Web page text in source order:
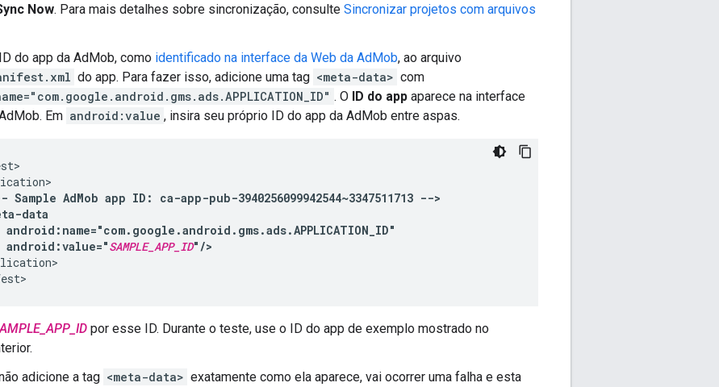
Now. Para mais detalhes sobre sincronização, consulte Sincronizar projetos com arquivos
do app da AdMob, como identificado na interface da Web da AdMob, ao arquivo
do app. Para fazer isso, adicione uma tag <meta-data> com
. O ID do app aparece na interface
Em android:value , insira seu próprio ID do app da AdMob entre aspas.
Sample AdMob app ID: ca-app-pub-3940256099942544~3347511713
android:value="SAMPLE_APP_ID"/>
por esse ID. Durante o teste, use o ID do app de exemplo mostrado no
adicione a tag <meta-data> exatamente como ela aparece, vai ocorrer uma falha e esta